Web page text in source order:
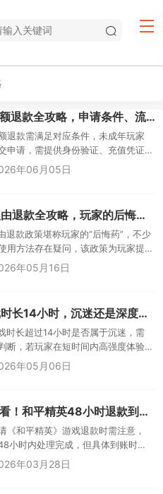
和平精英全额退款全攻略，申请条件、流程及注意事项详解
退款需满足对应条件，未成年玩家
申请，需提供身份验证、充值凭证
家若因游戏问题退款，需举证明确
流程一般为通过...
年06月05日
Steam无理由退款全攻略，玩家的后悔药到底该怎么用？
退款政策堪称玩家的“后悔药”，不少
用方法存在疑问，该政策为玩家提
在满足一定条件时，玩家可申请退
享受这...
年05月16日
Steam游戏时长14小时，沉迷还是深度体验？退款攻略全解析
时长超过14小时是否属于沉迷，需
断，若玩家在短时间内高强度体验
可能属于深度探索；但若长期超时
需警惕沉...
年05月06日
苹果用户必看！和平精英48小时退款到账全攻略
《和平精英》游戏退款时需注意，
小时内处理完成，但具体到账时间
付平台延迟有所差异，为避免踩
过官方渠道（如...
年03月28日